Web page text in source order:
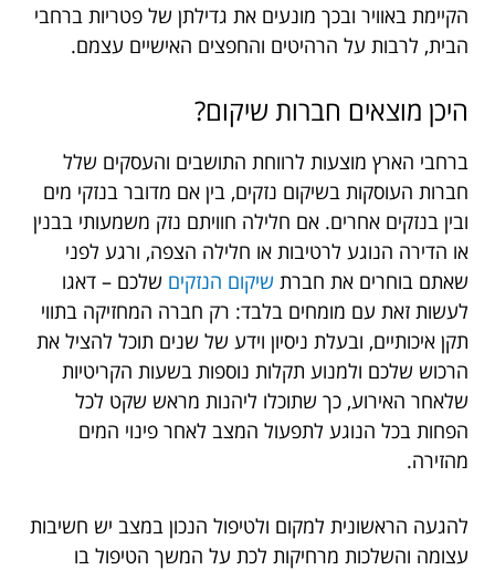
הקיימת באוויר ובכך מונעים את גדילתן של פטריות ברחבי
הבית, לרבות על הרהיטים והחפצים האישיים עצמם.
היכן מוצאים חברות שיקום?
ברחבי הארץ מוצעות לרווחת התושבים והעסקים שלל
חברות העוסקות בשיקום נזקים, בין אם מדובר בנזקי מים
ובין בנזקים אחרים. אם חלילה חוויתם נזק משמעותי בבנין
או הדירה הנוגע לרטיבות או חלילה הצפה, ורגע לפני
שאתם בוחרים את חברת שיקום הנזקים שלכם – דאגו
לעשות זאת עם מומחים בלבד: רק חברה המחזיקה בתווי
תקן איכותיים, ובעלת ניסיון וידע של שנים תוכל להציל את
הרכוש שלכם ולמנוע תקלות נוספות בשעות הקריטיות
שלאחר האירוע, כך שתוכלו ליהנות מראש שקט לכל
הפחות בכל הנוגע לתפעול המצב לאחר פינוי המים
מהזירה.
להגעה הראשונית למקום ולטיפול הנכון במצב יש חשיבות
עצומה והשלכות מרחיקות לכת על המשך הטיפול בו